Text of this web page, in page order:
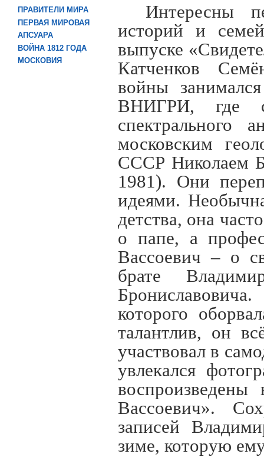
ПРАВИТЕЛИ МИРА
ПЕРВАЯ МИРОВАЯ
АПСУАРА
ВОЙНА 1812 ГОДА
МОСКОВИЯ
Интересны
историй и
выпуске
Катченков
войны
ВНИГРИ, где
московским
СССР Николаем
1981). Они
идеями.
детства, она
о папе, а
Вассоевич – о
брате
которого
талантлив, он
участвовал в
увлекался
Вассоевич».
записей
зиме, которую